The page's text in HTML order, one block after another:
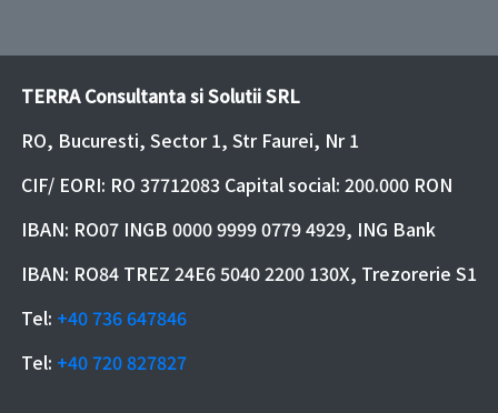
TERRA Consultanta si Solutii SRL
RO, Bucuresti, Sector 1, Str Faurei, Nr 1
CIF/ EORI: RO 37712083 Capital social: 200.000 RON
IBAN: RO07 INGB 0000 9999 0779 4929, ING Bank
IBAN: RO84 TREZ 24E6 5040 2200 130X, Trezorerie S1
Tel: +40 736 647846
Tel: +40 720 827827